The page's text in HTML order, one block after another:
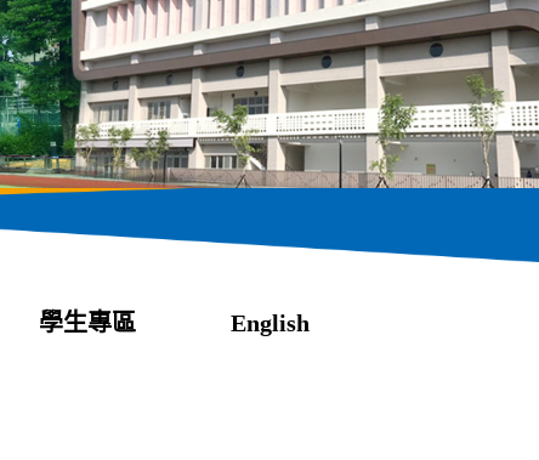
學生專區 English